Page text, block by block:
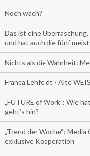
Noch wach?
Das ist eine
und hat auch die fünf
Nichts als die Wahrheit:
Franca Lehfeldt - Alte
„FUTURE of Work”: Wie
geht’s hin?
„Trend der Woche“:
exklusive Kooperation